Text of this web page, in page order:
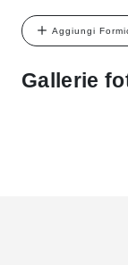
Aggiungi
Gallerie